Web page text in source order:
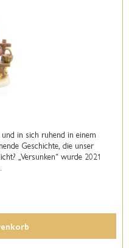
in sich ruhend in einem
Geschichte, die unser
„Versunken“ wurde 2021